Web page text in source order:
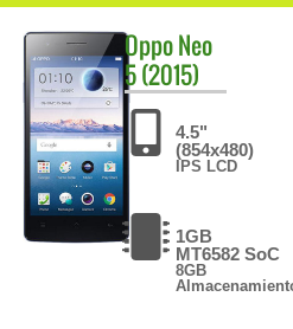
OppoNeo
5 (2015)
4.5"
(854x480)
IPS LCD
1GB
MT6582 SoC
8GB